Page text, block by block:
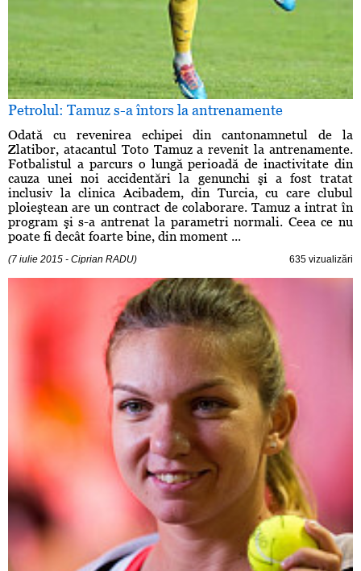
Petrolul: Tamuz s-a întors la antrenamente
Odată cu revenirea echipei din cantonamnetul de la
Zlatibor, atacantul Toto Tamuz a revenit la antrenamente.
Fotbalistul a parcurs o lungă perioadă de inactivitate din
cauza unei noi accidentări la genunchi şi a fost tratat
inclusiv la clinica Acibadem, din Turcia, cu care clubul
ploieştean are un contract de colaborare. Tamuz a intrat în
program şi s-a antrenat la parametri normali. Ceea ce nu
poate fi decât foarte bine, din moment ...
(7 iulie 2015 - Ciprian RADU) 635 vizualizări